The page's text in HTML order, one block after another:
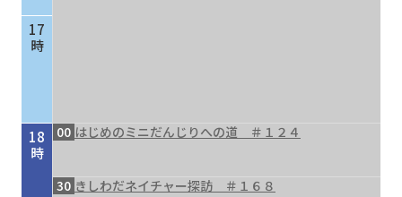
17
時
18
時
00 はじめのミニだんじりへの道 ＃１２４
30 きしわだネイチャー探訪 ＃１６８